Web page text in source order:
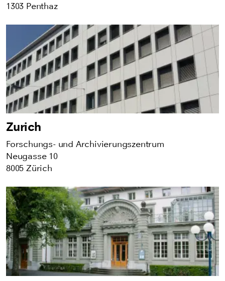
1303 Penthaz
Zurich
Forschungs- und Archivierungszentrum
Neugasse 10
8005 Zürich